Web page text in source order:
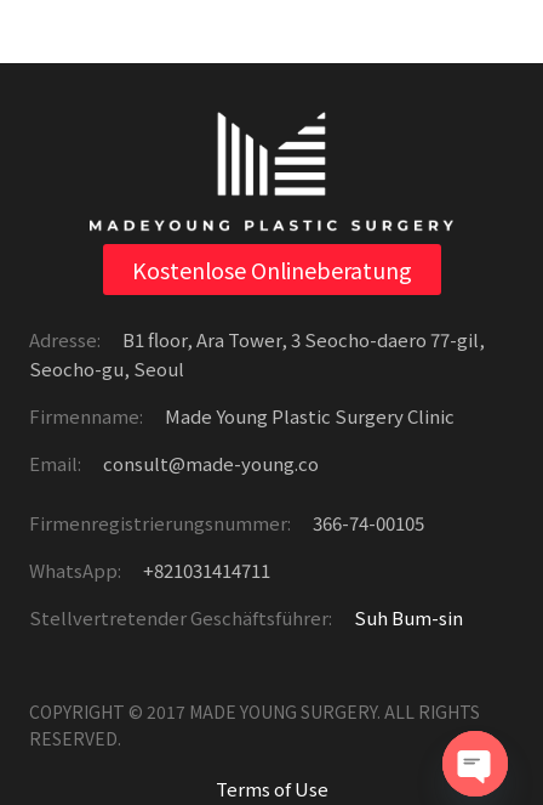
Kostenlose Onlineberatung
Adresse:
B1 floor, Ara Tower, 3 Seocho-daero 77-gil,
Seocho-gu, Seoul
Firmenname:
Made Young Plastic Surgery Clinic
Email:
consult@made-young.co
Firmenregistrierungsnummer:
366-74-00105
WhatsApp:
+821031414711
Stellvertretender Geschäftsführer:
Suh Bum-sin
COPYRIGHT © 2017 MADE YOUNG SURGERY. ALL RIGHTS
RESERVED.
Terms of Use